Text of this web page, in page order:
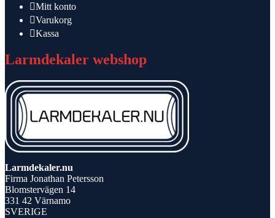
Mitt konto
Varukorg
Kassa
Larmdekaler webshop
Larmdekaler.nu
Firma Jonathan Petersson
Blomstervägen 14
331 42 Värnamo
SVERIGE